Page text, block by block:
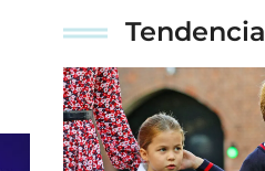
Tendencia